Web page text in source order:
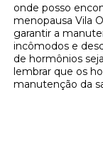
onde posso
menopausa Vila
garantir a
incômodos e
de hormônios
lembrar que os
manutenção da